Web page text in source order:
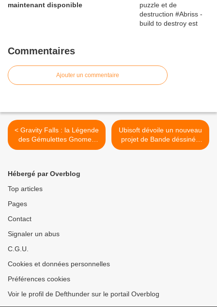
maintenant disponible
Commentaires
Ajouter un commentaire
< Gravity Falls : la Légende
des Gémulettes Gnomes
sera disponible le 22
Ubisoft dévoile un nouveau
projet de Bande déssinée
sur Assassin’s Creed >
Hébergé par Overblog
Top articles
Pages
Contact
Signaler un abus
C.G.U.
Cookies et données personnelles
Préférences cookies
Voir le profil de Defthunder sur le portail Overblog